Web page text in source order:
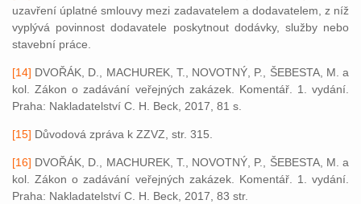
uzavření úplatné smlouvy mezi zadavatelem a dodavatelem, z níž
vyplývá povinnost dodavatele poskytnout dodávky, služby nebo
stavební práce.
[14] DVOŘÁK, D., MACHUREK, T., NOVOTNÝ, P., ŠEBESTA, M. a
kol. Zákon o zadávání veřejných zakázek. Komentář. 1. vydání.
Praha: Nakladatelství C. H. Beck, 2017, 81 s.
[15] Důvodová zpráva k ZZVZ, str. 315.
[16] DVOŘÁK, D., MACHUREK, T., NOVOTNÝ, P., ŠEBESTA, M. a
kol. Zákon o zadávání veřejných zakázek. Komentář. 1. vydání.
Praha: Nakladatelství C. H. Beck, 2017, 83 str.